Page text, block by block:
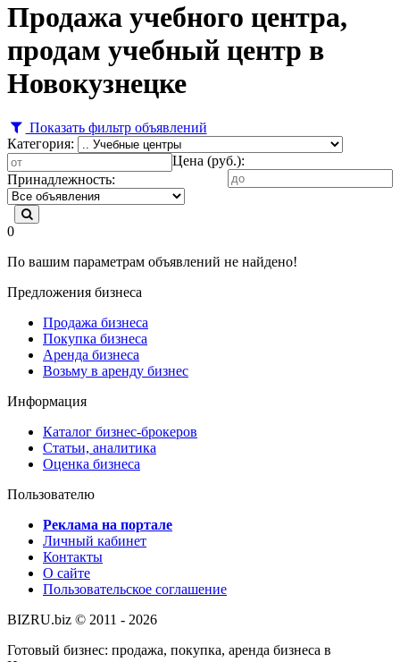
Продажа учебного центра,
продам учебный центр в
Новокузнецке
Показать фильтр объявлений
Категория:
Цена (руб.):
Принадлежность:
0
По вашим параметрам объявлений не найдено!
Предложения бизнеса
Продажа бизнеса
Покупка бизнеса
Аренда бизнеса
Возьму в аренду бизнес
Информация
Каталог бизнес-брокеров
Статьи, аналитика
Оценка бизнеса
Пользователю
Реклама на портале
Личный кабинет
Контакты
О сайте
Пользовательское соглашение
BIZRU.biz © 2011 - 2026
Готовый бизнес: продажа, покупка, аренда бизнеса в